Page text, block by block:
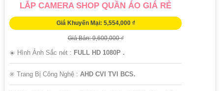
LẮP CAMERA SHOP QUẦN ÁO GIÁ RẺ
Giá Khuyến Mại: 5,554,000 ₫
Giá Bán: 9,600,000 ₫
☀️ Hình Ảnh Sắc nét : FULL HD 1080P .
✳️ Trang Bị Công Nghệ : AHD CVI TVI BCS.